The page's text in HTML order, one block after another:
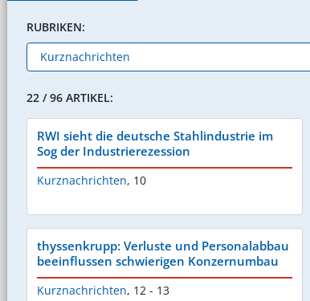
RUBRIKEN:
22 / 96 ARTIKEL:
RWI sieht die deutsche Stahlindustrie im
Sog der Industrierezession
Kurznachrichten, 10
thyssenkrupp: Verluste und Personalabbau
beeinflussen schwierigen Konzernumbau
Kurznachrichten, 12 - 13